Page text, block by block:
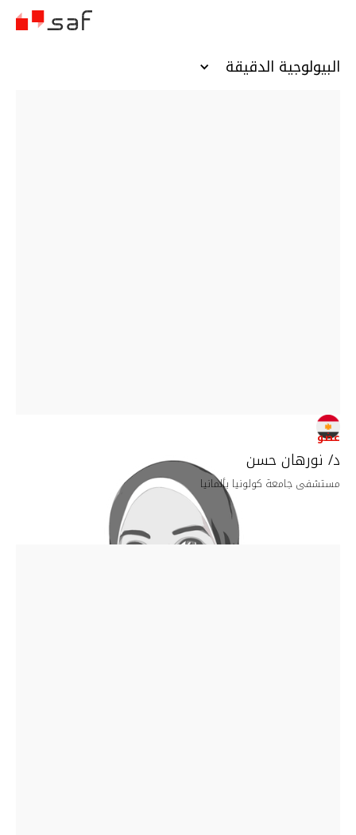
البيولوجية الدقيقة
عضو
د/ نورهان حسن
مستشفى جامعة كولونيا بألمانيا